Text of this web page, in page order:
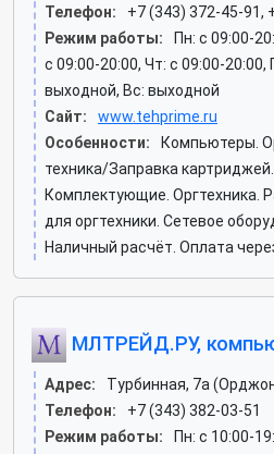
Телефон:
+7 (343) 372-45-91,
Режим работы:
Пн: c 09:00-
c 09:00-20:00, Чт: c 09:00-20:00,
выходной, Вс: выходной
Сайт:
www.tehprime.ru
Особенности:
Компьютеры.
техника/Заправка
Комплектующие. Оргтехника.
для оргтехники. Сетевое
Наличный расчёт. Оплата
МЛТРЕЙД.РУ,
Адрес:
Турбинная, 7а
Телефон:
+7 (343) 382-03-51
Режим работы:
Пн: c 10:00-